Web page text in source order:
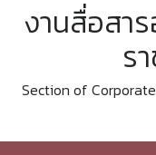
งานสื่อสา
ร
Section of